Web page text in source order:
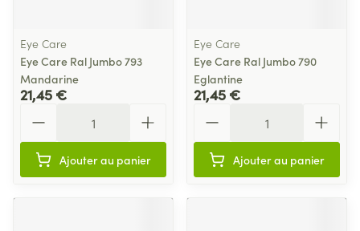
Eye Care
Eye Care Ral Jumbo 793
Mandarine
21,45 €
Ajouter au panier
Eye Care
Eye Care Ral Jumbo 790
Eglantine
21,45 €
Ajouter au panier